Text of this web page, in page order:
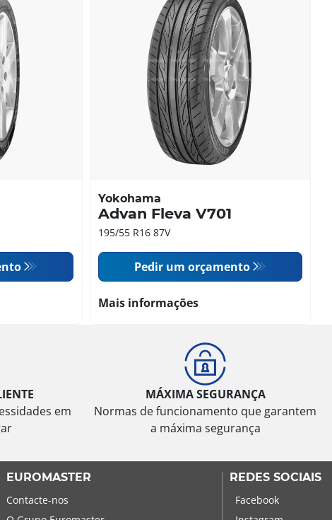
Yokohama
Advan Fleva V701
195/55 R16 87V
Pedir um orçamento
Mais informações
em
MÁXIMA SEGURANÇA
Normas de funcionamento que garantem
a máxima segurança
EUROMASTER
Contacte-nos
REDES SOCIAIS
Facebook